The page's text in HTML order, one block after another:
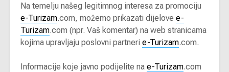
Na temelju našeg legitimnog interesa za promociju
e-Turizam.com, možemo prikazati dijelove e-
Turizam.com (npr. Vaš komentar) na web stranicama
kojima upravljaju poslovni partneri e-Turizam.com.
Informacije koje javno podijelite na e-Turizam.com